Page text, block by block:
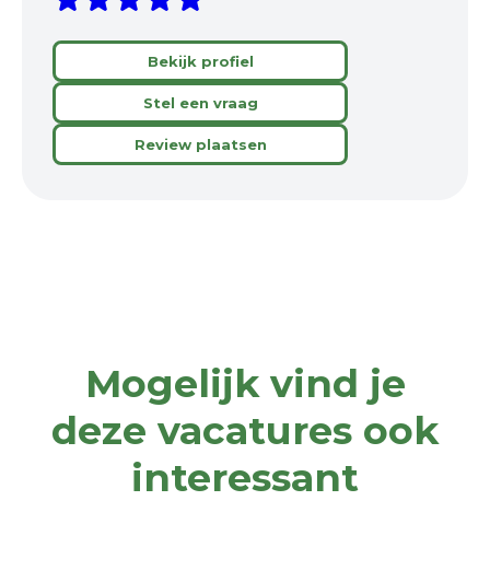
Bekijk profiel
Stel een vraag
Review plaatsen
Mogelijk vind je
deze vacatures ook
interessant